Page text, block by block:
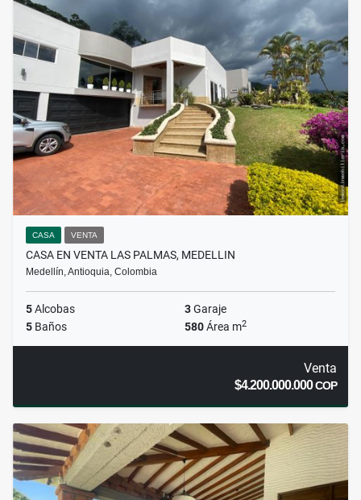
CASA VENTA
CASA EN VENTA LAS PALMAS, MEDELLIN
Medellín, Antioquia, Colombia
5Alcobas 3Garaje
5 Baños 580Área m2
Venta
$4.200.000.000COP